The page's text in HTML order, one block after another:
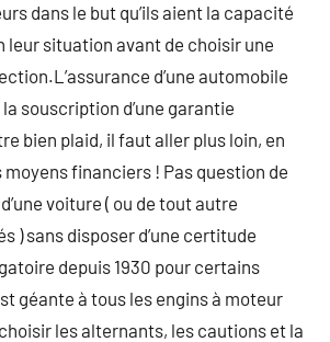
dans le but qu’ils aient la capacité
leur situation avant de choisir une
d’une automobile
souscription d’une garantie
bien plaid, il faut aller plus loin, en
financiers ! Pas question de
voiture ( ou de tout autre
) sans disposer d’une certitude
depuis 1930 pour certains
géante à tous les engins à moteur
les alternants, les cautions et la